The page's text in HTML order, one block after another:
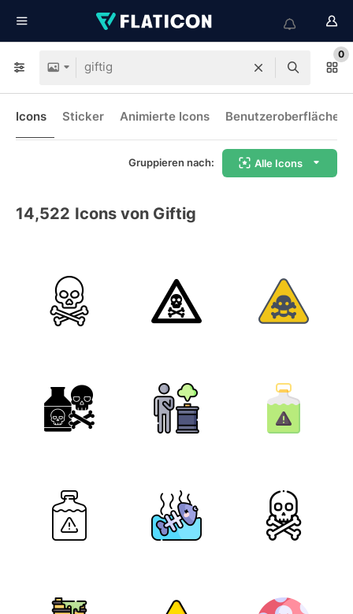
0
Icons Sticker Animierte Icons
Gruppieren nach: Alle Icons
14,522 Icons von Giftig